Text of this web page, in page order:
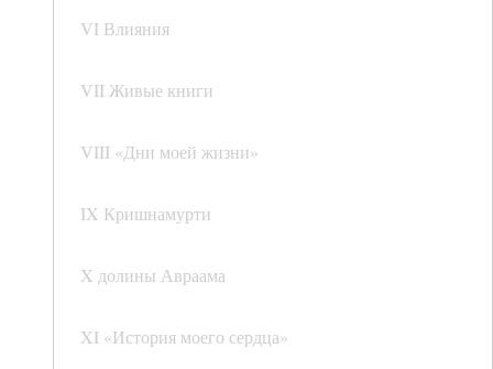
VI Влияния
VII Живые книги
VIII «Дни моей жизни»
IX Кришнамурти
X долины Авраама
XI «История моего сердца»